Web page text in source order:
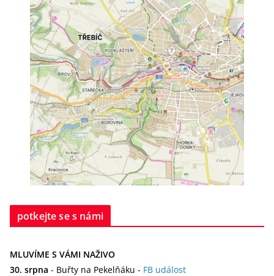
potkejte se s námi
MLUVÍME S VÁMI NAŽIVO
30. srpna - Buřty na Pekelňáku - FB událost